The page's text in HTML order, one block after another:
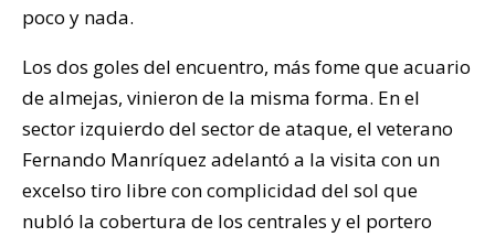
poco y nada.
Los dos goles del encuentro, más fome que acuario
de almejas, vinieron de la misma forma. En el
sector izquierdo del sector de ataque, el veterano
Fernando Manríquez adelantó a la visita con un
excelso tiro libre con complicidad del sol que
nubló la cobertura de los centrales y el portero